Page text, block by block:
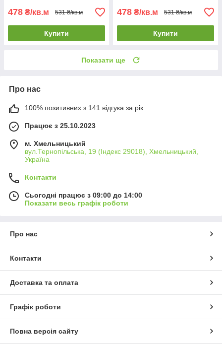
478 ₴/кв.м 531 ₴/кв.м
Купити
478 ₴/кв.м 531 ₴/кв.м
Купити
Показати ще
Про нас
100% позитивних з 141 відгука за рік
Працює з 25.10.2023
м. Хмельницький
вул.Тернопільська, 19 (Індекс 29018), Хмельницький,
Україна
Контакти
Сьогодні працює з 09:00 до 14:00
Показати весь графік роботи
Про нас
Контакти
Доставка та оплата
Графік роботи
Повна версія сайту